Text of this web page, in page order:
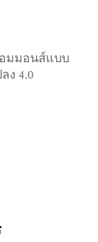
มมอนส์แบบ
ง 4.0